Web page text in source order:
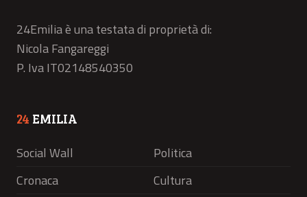
24Emilia è una testata di proprietà di:
Nicola Fangareggi
P. Iva IT02148540350
24 EMILIA
Social Wall
Politica
Cronaca
Cultura